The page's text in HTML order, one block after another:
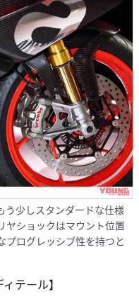
う少しスタンダードな仕様
ヤショックはマウント位置
プログレッシブ性を持つと
テール】